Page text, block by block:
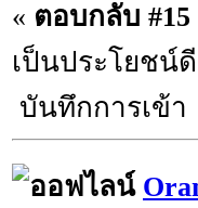
« ตอบกลับ #15
เป็นประโยชน์
บันทึกการเข้า